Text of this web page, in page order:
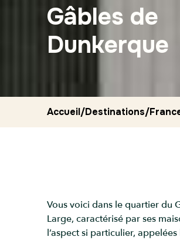
Gâbles de
Dunkerque
Accueil/Destinations/
Vous voici dans le quartier du
Large, caractérisé par ses
l’aspect si particulier, appelées